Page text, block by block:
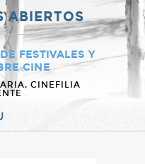
ABIERTOS
FESTIVALES Y
CINE
CINEFILIA